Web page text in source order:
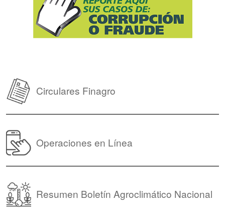
Circulares Finagro
Operaciones en Línea
Resumen Boletín Agroclimático Nacional